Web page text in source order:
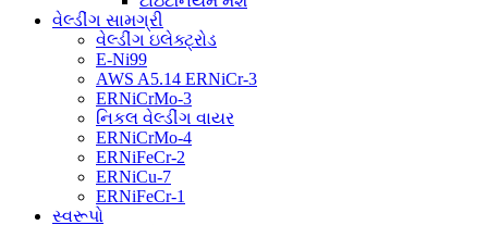
વેલ્ડીંગ સામગ્રી
વેલ્ડીંગ ઇલેક્ટ્રોડ
E-Ni99
AWS A5.14 ERNiCr-3
ERNiCrMo-3
નિકલ વેલ્ડીંગ વાયર
ERNiCrMo-4
ERNiFeCr-2
ERNiCu-7
ERNiFeCr-1
સ્વરૂપો